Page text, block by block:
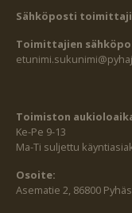
Sähköposti
Toimittajien
Toimiston
Ke-Pe 9-13
Ma-Ti suljettu
Osoite:
Asematie 2, 86800